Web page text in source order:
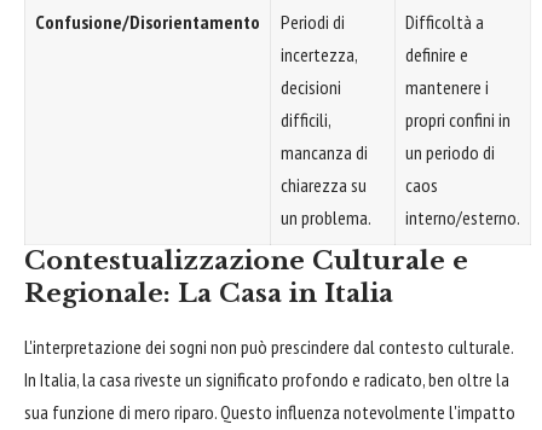
Confusione/Disorientamento
Periodi di
incertezza,
decisioni
difficili,
mancanza di
chiarezza su
un problema.
Difficoltà a
definire e
mantenere i
propri confini in
un periodo di
caos
interno/esterno.
Contestualizzazione Culturale e
Regionale: La Casa in Italia
L'interpretazione dei sogni non può prescindere dal contesto culturale.
In Italia, la casa riveste un significato profondo e radicato, ben oltre la
sua funzione di mero riparo. Questo influenza notevolmente l'impatto